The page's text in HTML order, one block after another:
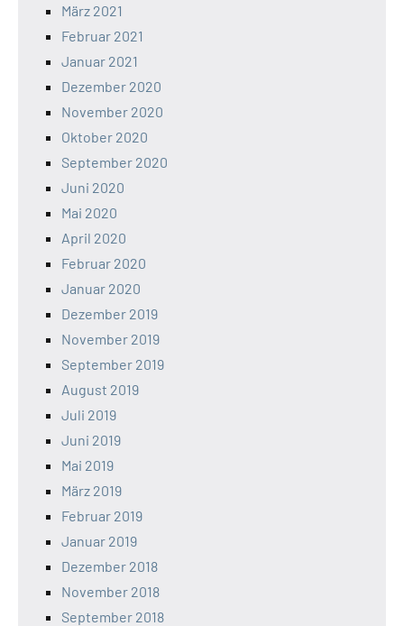
März 2021
Februar 2021
Januar 2021
Dezember 2020
November 2020
Oktober 2020
September 2020
Juni 2020
Mai 2020
April 2020
Februar 2020
Januar 2020
Dezember 2019
November 2019
September 2019
August 2019
Juli 2019
Juni 2019
Mai 2019
März 2019
Februar 2019
Januar 2019
Dezember 2018
November 2018
September 2018